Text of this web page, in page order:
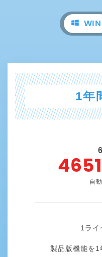
WIN
1年
自
1ライ
製品版機能を1